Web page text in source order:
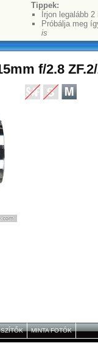
Tippek:
Írjon legalább
Próbálja meg
is
f/2.8
MINTA FOTÓK